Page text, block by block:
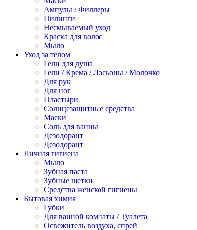
Ампулы / Филлеры
Пилинги
Несмываемый уход
Краска для волос
Мыло
Уход за телом
Гели для душа
Гели / Крема / Лосьоны / Молочко
Для рук
Для ног
Пластыри
Солнцезащитные средства
Маски
Соль для ванны
Дезодорант
Дезодорант
Личная гигиена
Мыло
Зубная паста
Зубные щетки
Средства женской гигиены
Бытовая химия
Губки
Для ванной комнаты / Туалета
Освежитель воздуха, спрей